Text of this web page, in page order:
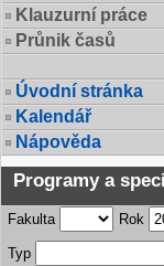
Klauzurní práce
Průnik časů
Úvodní stránka
Kalendář
Nápověda
Programy a
Fakulta Rok
Typ